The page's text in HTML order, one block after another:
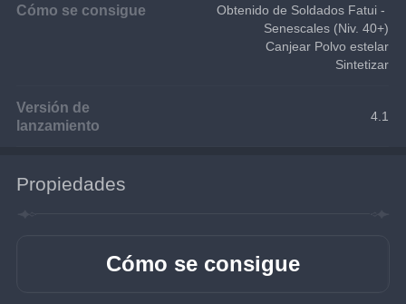
Cómo se consigue
Obtenido de Soldados Fatui -
Senescales (Niv. 40+)
Canjear Polvo estelar
Sintetizar
Versión de
lanzamiento
4.1
Propiedades
Cómo se consigue